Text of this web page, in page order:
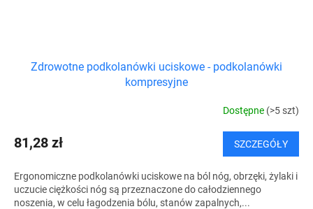
Zdrowotne podkolanówki uciskowe - podkolanówki
kompresyjne
Dostępne (>5 szt)
81,28 zł SZCZEGÓŁY
Ergonomiczne podkolanówki uciskowe na ból nóg, obrzęki, żylaki i
uczucie ciężkości nóg są przeznaczone do całodziennego
noszenia, w celu łagodzenia bólu, stanów zapalnych,...